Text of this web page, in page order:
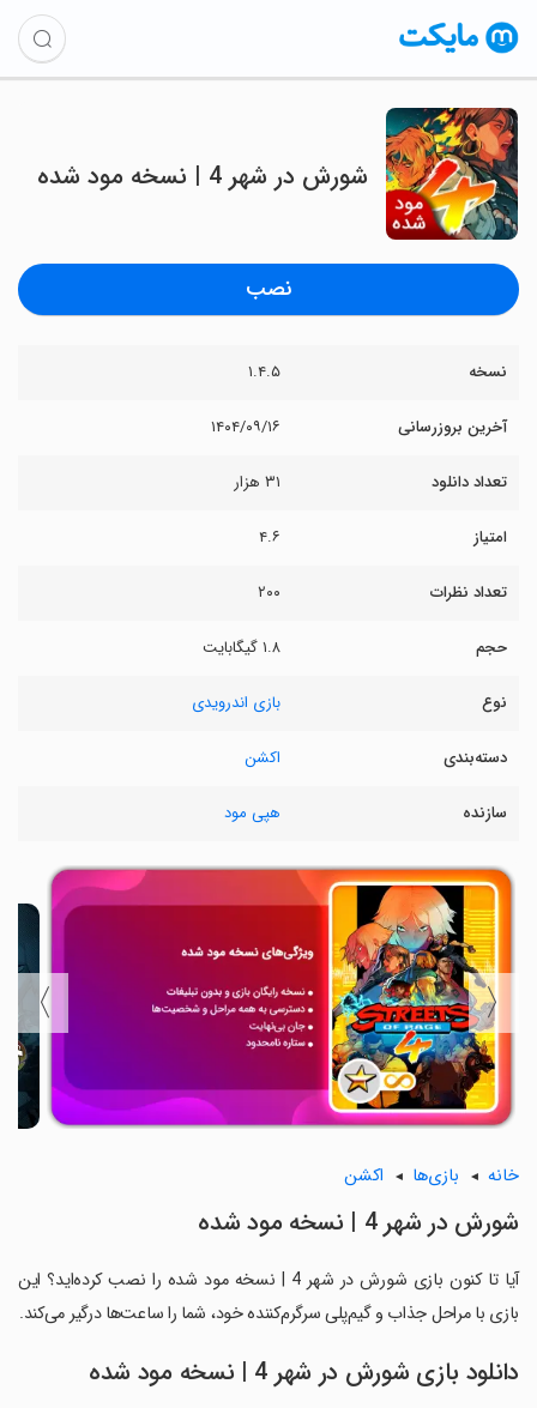
شورش در شهر 4 | نسخه مود شده
نصب
نسخه ۱.۴.۵
آخرین بروزرسانی ۱۴۰۴/۰۹/۱۶
تعداد دانلود ۳۱ هزار
امتیاز ۴.۶
تعداد نظرات ۲۰۰
حجم ۱.۸ گیگابایت
نوع بازی اندرویدی
دسته‌بندی اکشن
سازنده هپی مود
〈
〉
خانه بازی‌ها اکشن
شورش در شهر 4 | نسخه مود شده
آیا تا کنون بازی شورش در شهر 4 | نسخه مود شده را نصب کرده‌اید؟ این
بازی با مراحل جذاب و گیم‌پلی سرگرم‌کننده خود، شما را ساعت‌ها درگیر می‌کند.
دانلود بازی شورش در شهر 4 | نسخه مود شده